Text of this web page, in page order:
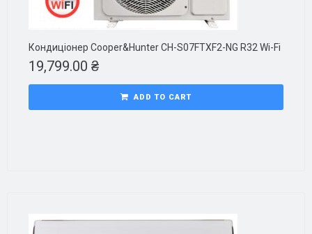
Кондиціонер Cooper&Hunter CH-S07FTXF2-NG R32 Wi-Fi
19,799.00 ₴
ADD TO CART